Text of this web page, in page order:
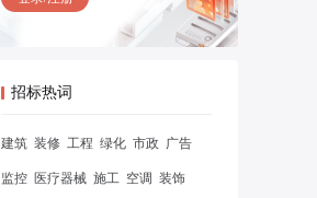
招标热词
建筑 装修 工程 绿化 市政 广告
监控 医疗器械 施工 空调 装饰